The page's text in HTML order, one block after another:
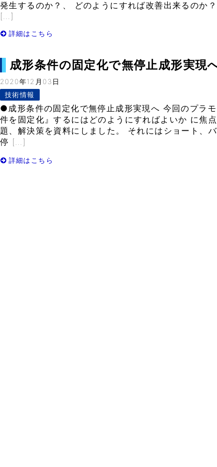
発生するのか？、 どのようにすれば改善出来るのか
[…]
詳細はこちら
成形条件の固定化で無停止成形実現
2020年12月03日
技術情報
●成形条件の固定化で無停止成形実現へ 今回のプラ
件を固定化』するにはどのようにすればよいか に焦
題、解決策を資料にしました。 それにはショート、
停 […]
詳細はこちら